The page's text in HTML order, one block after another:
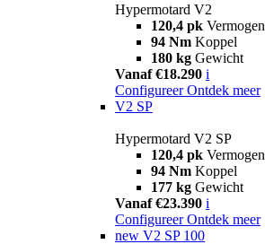
Hypermotard V2
120,4 pk Vermogen
94 Nm Koppel
180 kg Gewicht
Vanaf €18.290 i
Configureer Ontdek meer
V2 SP
Hypermotard V2 SP
120,4 pk Vermogen
94 Nm Koppel
177 kg Gewicht
Vanaf €23.390 i
Configureer Ontdek meer
new V2 SP 100